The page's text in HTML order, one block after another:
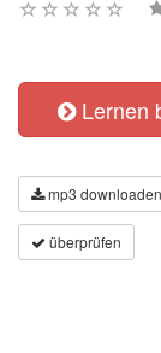
Lernen
mp3 downloaden
überprüfen